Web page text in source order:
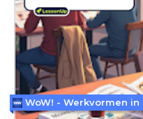
WoW! - Werkvormen in